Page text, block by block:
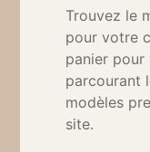
Trouvez le
pour votre
panier pour
parcourant
modèles
site.